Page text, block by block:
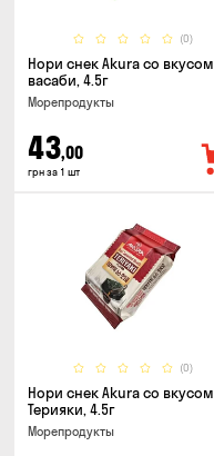
(0)
Нори снек Akura со вкусом
васаби, 4.5г
Морепродукты
43,00
грн за 1 шт
(0)
Нори снек Akura со вкусом
Терияки, 4.5г
Морепродукты